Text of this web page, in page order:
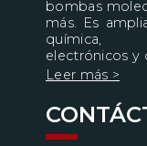
bombas
más. Es
química,
electrónicos y
Leer más >